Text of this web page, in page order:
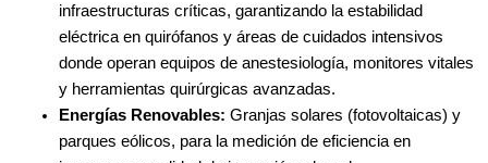
infraestructuras críticas, garantizando la estabilidad
eléctrica en quirófanos y áreas de cuidados intensivos
donde operan equipos de anestesiología, monitores vitales
y herramientas quirúrgicas avanzadas.
Energías Renovables: Granjas solares (fotovoltaicas) y
parques eólicos, para la medición de eficiencia en